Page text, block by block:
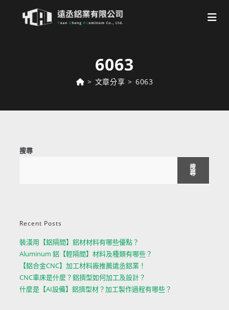
6063
> 文章分享 > 6063
搜尋
搜
尋
Recent Posts
裝潢用【鋁隔間】鋁材材料有哪些優點？
Aluminum 鋁【輕隔間】材料及種類有哪些？
【鋁合金CNC】加工材料廠推薦遠丞鋁業！
CNC車床是什麼？鋁擠型如何加工及設計？
什麼是【AI設備】鋁擠型材？加工製作過程有哪些？